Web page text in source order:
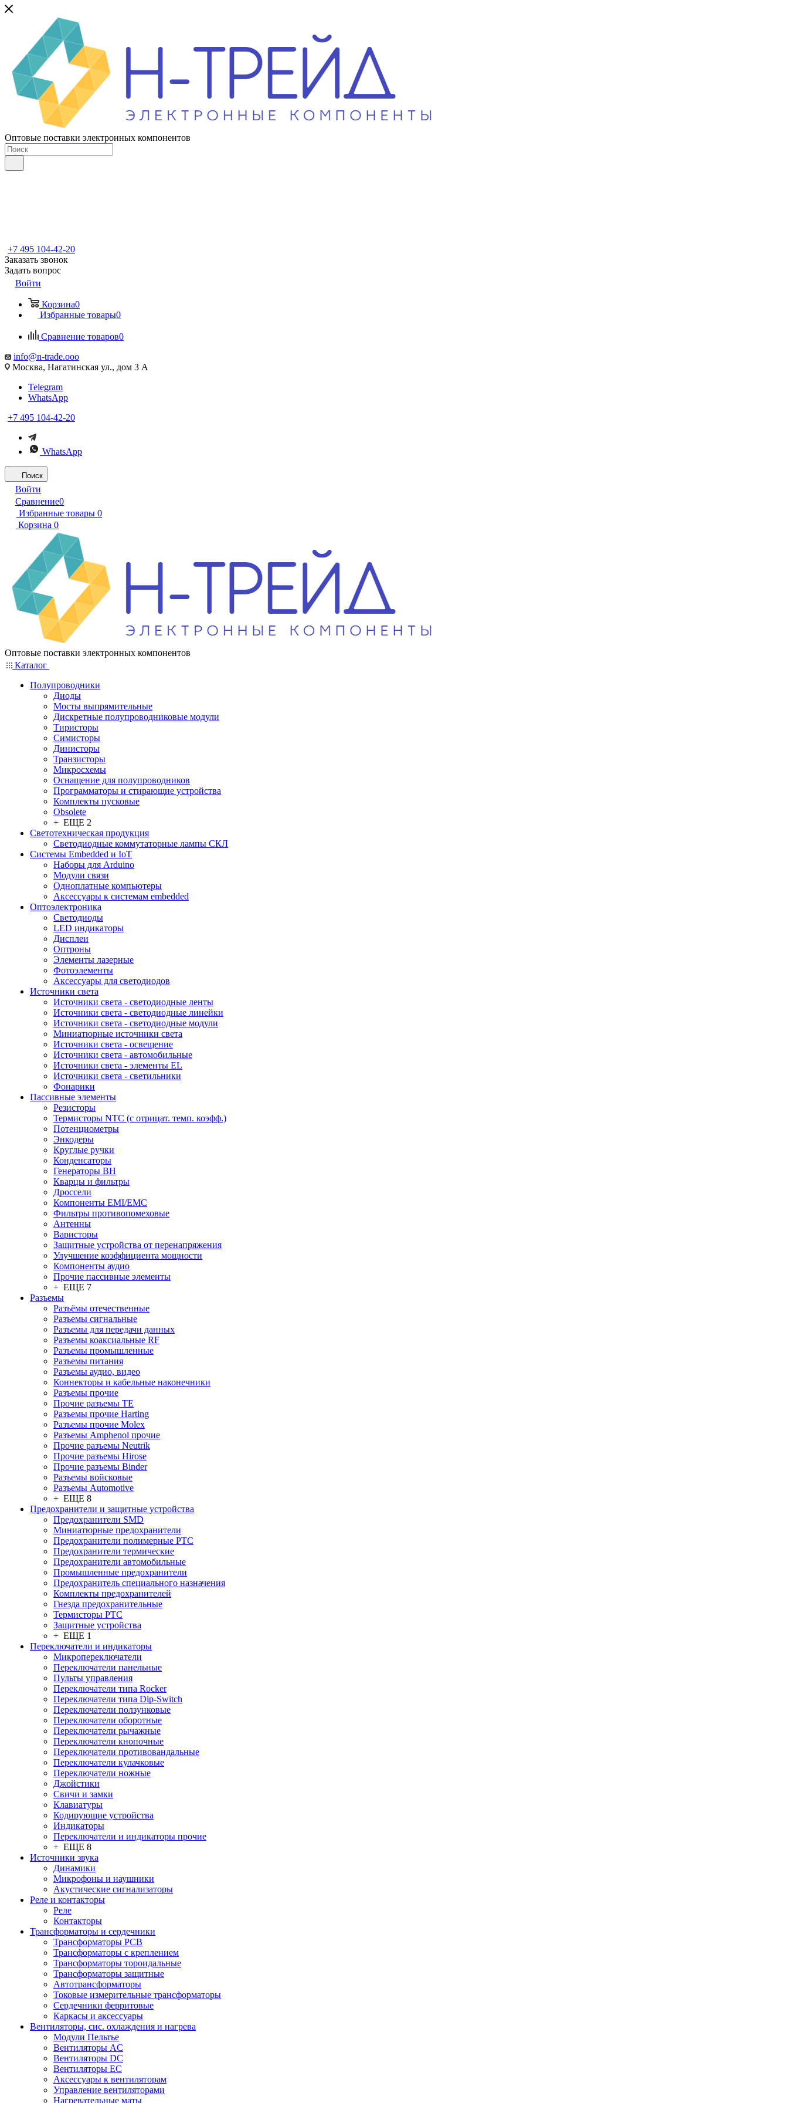
Оптовые поставки электронных компонентов
+7 495 104-42-20
Заказать звонок
Задать вопрос
Войти
Корзина0
Избранные товары0
Сравнение товаров0
info@n-trade.ooo
Москва, Нагатинская ул., дом 3 А
Telegram
WhatsApp
+7 495 104-42-20
WhatsApp
Поиск
Войти
Сравнение0
Избранные товары 0
Корзина 0
Оптовые поставки электронных компонентов
Каталог
Полупроводники
Диоды
Мосты выпрямительные
Дискретные полупроводниковые модули
Тиристоры
Симисторы
Динисторы
Транзисторы
Микросхемы
Оснащение для полупроводников
Программаторы и стирающие устройства
Комплекты пусковые
Obsolete
+ ЕЩЕ 2
Светотехническая продукция
Светодиодные коммутаторные лампы СКЛ
Системы Embedded и IoT
Наборы для Arduino
Модули связи
Одноплатные компьютеры
Аксессуары к системам embedded
Oптоэлектроника
Светодиоды
LED индикаторы
Дисплеи
Оптроны
Элементы лазерные
Фотоэлементы
Аксессуары для светодиодов
Источники света
Источники света - светодиодные ленты
Источники света - светодиодные линейки
Источники света - светодиодные модули
Миниатюрные источники света
Источники света - освещение
Источники света - автомобильные
Источники света - элементы EL
Источники света - светильники
Фонарики
Пассивные элементы
Резисторы
Термисторы NTC (с отрицат. темп. коэфф.)
Потенциометры
Энкодеры
Круглые ручки
Конденсаторы
Генераторы ВН
Кварцы и фильтры
Дроссели
Компоненты EMI/EMC
Фильтры противопомеховые
Антенны
Варисторы
Защитные устройства от перенапряжения
Улучшение коэффициента мощности
Компоненты аудио
Прочие пассивные элементы
+ ЕЩЕ 7
Разъeмы
Разъёмы отечественные
Разъeмы сигнальные
Разъeмы для передачи данных
Разъeмы коаксиальные RF
Разъeмы промышленные
Разъeмы питания
Разъeмы аудио, видео
Коннекторы и кабельные наконечники
Разъeмы прочие
Прочие разъемы TE
Разъемы прочие Harting
Разъемы прочие Molex
Разъемы Amphenol прочие
Прочие разъемы Neutrik
Прочие разъемы Hirose
Прочие разъемы Binder
Разъемы войсковые
Разъeмы Automotive
+ ЕЩЕ 8
Предохранители и защитные устройства
Предохранители SMD
Миниатюрные предохранители
Предохранители полимерные PTC
Предохранители термические
Предохранители автомобильные
Промышленные предохранители
Предохранитель специального назначения
Комплекты предохранителей
Гнезда предохранительные
Термисторы PTC
Защитные устройства
+ ЕЩЕ 1
Переключатели и индикаторы
Микропереключатели
Переключатели панельные
Пульты управления
Переключатели типа Rocker
Переключатели типа Dip-Switch
Переключатели ползунковые
Переключатели оборотные
Переключатели рычажные
Переключатели кнопочные
Переключатели противовандальные
Переключатели кулачковые
Переключатели ножные
Джойстики
Свичи и замки
Клавиатуры
Кодирующие устройства
Индикаторы
Переключатели и индикаторы прочие
+ ЕЩЕ 8
Источники звука
Динамики
Микрофоны и наушники
Акустические сигнализаторы
Реле и контакторы
Реле
Контакторы
Трансформаторы и сердечники
Трансформаторы PCB
Трансформаторы с креплением
Трансформаторы тороидальные
Трансформаторы защитные
Автотрансформаторы
Токовые измерительные трансформаторы
Сердечники ферритовые
Каркасы и аксессуары
Вентиляторы, сис. охлаждения и нагрева
Модули Пельтье
Вентиляторы AC
Вентиляторы DC
Вентиляторы EC
Аксессуары к вентиляторам
Управление вентиляторами
Нагревательные маты